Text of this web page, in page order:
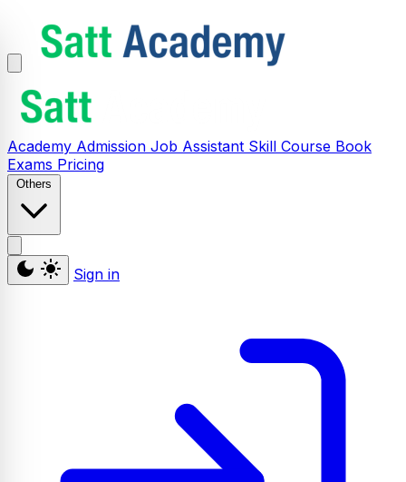
Academy Admission Job Assistant Skill Course Book
Exams Pricing
Others
Sign in